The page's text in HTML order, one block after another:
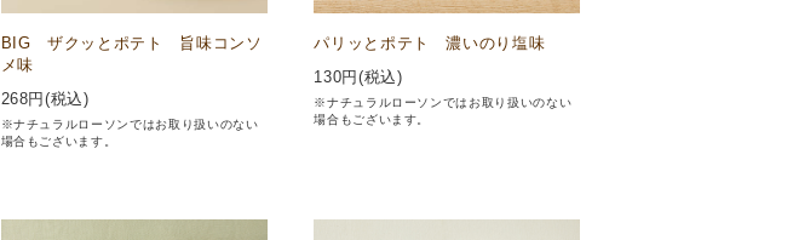
BIG ザクッとポテト 旨味コンソ
メ味
268円(税込)
※ナチュラルローソンではお取り扱いのない
場合もございます。
パリッとポテト 濃いのり塩味
130円(税込)
※ナチュラルローソンではお取り扱いのない
場合もございます。